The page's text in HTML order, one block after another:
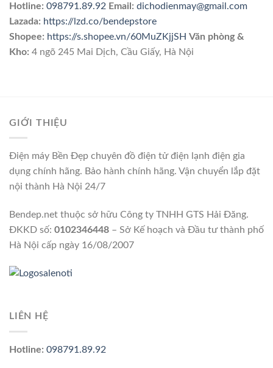
Hotline: 098791.89.92 Email: dichodienmay@gmail.com
Lazada: https://lzd.co/bendepstore
Shopee: https://s.shopee.vn/60MuZKjjSH Văn phòng &
Kho: 4 ngõ 245 Mai Dịch, Cầu Giấy, Hà Nội
GIỚI THIỆU
Điện máy Bền Đẹp chuyên đồ điện tử điện lạnh điện gia
dụng chính hãng. Bảo hành chính hãng. Vận chuyển lắp đặt
nội thành Hà Nội 24/7
Bendep.net thuộc sở hữu Công ty TNHH GTS Hải Đăng.
ĐKKD số: 0102346448 – Sở Kế hoạch và Đầu tư thành phố
Hà Nội cấp ngày 16/08/2007
LIÊN HỆ
Hotline: 098791.89.92